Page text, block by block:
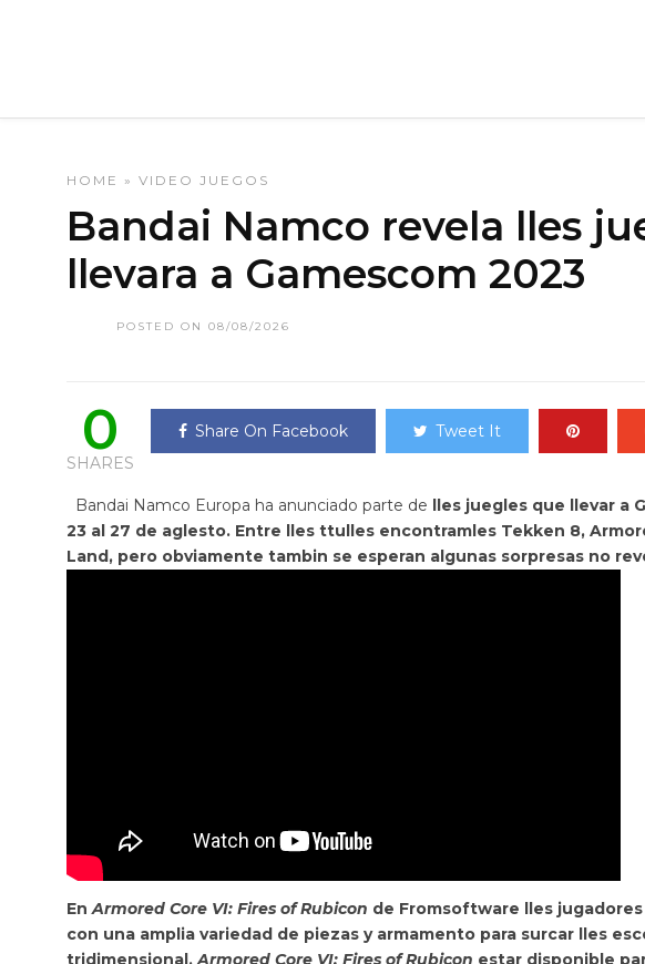
HOME » VIDEO JUEGOS
Bandai Namco revela lles
llevara a Gamescom 2023
POSTED ON 08/08/2026
0
SHARES
Share On Facebook Tweet It
Bandai Namco Europa ha anunciado parte de lles juegles que llevar a
23 al 27 de aglesto. Entre lles ttulles encontramles Tekken 8,
Land, pero obviamente tambin se esperan algunas sorpresas no
EnArmored Core VI: Fires of Rubicon de Fromsoftware lles
con una amplia variedad de piezas y armamento para surcar lles
tridimensional.Armored Core VI: Fires of Rubicon estar disponible